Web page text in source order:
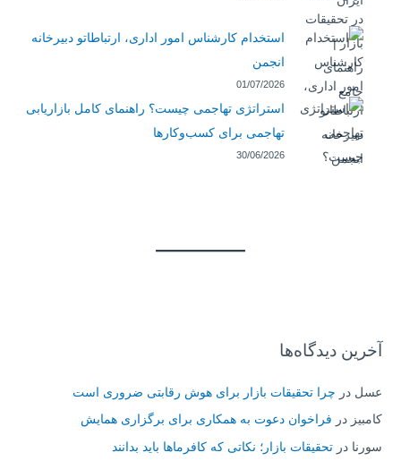
استخدام کارشناس امور اداری، ارتباطاتو دبیرخانه
انجمن
01/07/2026
استراتژی تهاجمی چیست؟ راهنمای کامل بازاریابی
تهاجمی برای کسب‌وکارها
30/06/2026
آخرین دیدگاه‌ها
عسل در چرا تحقیقات بازار برای هوش رقابتی ضروری است
کامبیز در فراخوان دعوت به همکاری برای برگزاری همایش
سورنا درتحقیقات بازار؛ نکاتی که کافرماها باید بدانند